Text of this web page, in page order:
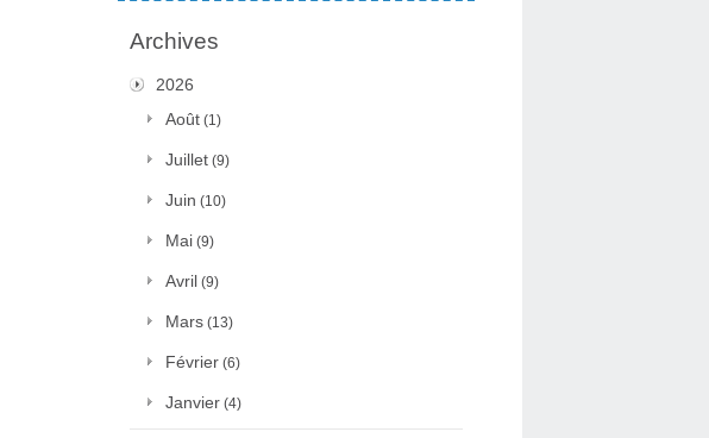
Archives
2026
Août (1)
Juillet (9)
Juin (10)
Mai (9)
Avril (9)
Mars (13)
Février (6)
Janvier (4)